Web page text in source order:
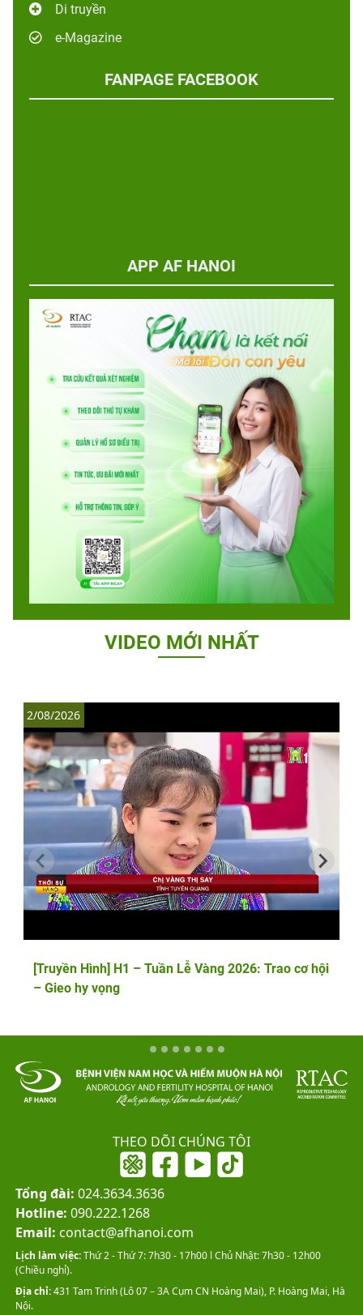
Di truyền
e-Magazine
FANPAGE FACEBOOK
APP AF HANOI
VIDEO MỚI NHẤT
[Truyền Hình] H1 – Tuần Lễ Vàng 2026: Trao cơ hội
– Gieo hy vọng
2/08/2026
THEO DÕI CHÚNG TÔI
Tổng đài: 024.3634.3636
Hotline: 090.222.1268
Email: contact@afhanoi.com
Lịch làm việc:Thứ 2 - Thứ 7: 7h30 - 17h00 l Chủ Nhật: 7h30 - 12h00
(Chiều nghỉ).
Địa chỉ:431 Tam Trinh (Lô 07 – 3A Cụm CN Hoàng Mai), P. Hoàng Mai, Hà
Nội.